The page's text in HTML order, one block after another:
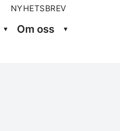
NYHETSBREV
Om oss